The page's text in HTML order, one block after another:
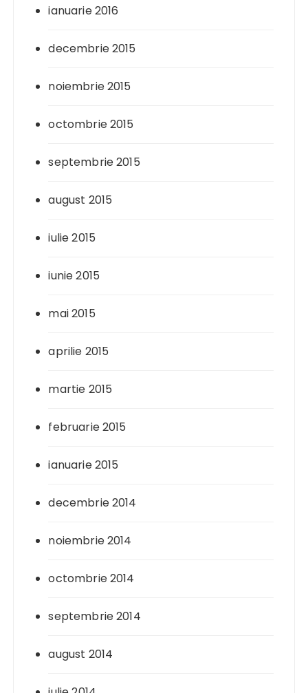
ianuarie 2016
decembrie 2015
noiembrie 2015
octombrie 2015
septembrie 2015
august 2015
iulie 2015
iunie 2015
mai 2015
aprilie 2015
martie 2015
februarie 2015
ianuarie 2015
decembrie 2014
noiembrie 2014
octombrie 2014
septembrie 2014
august 2014